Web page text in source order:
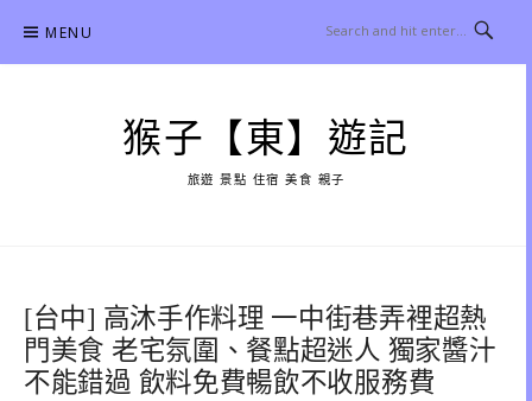
content
MENU
猴子【東】遊記
旅遊 景點 住宿 美食 親子
[台中] 高沐手作料理 一中街巷弄裡超熱
門美食 老宅氛圍、餐點超迷人 獨家醬汁
不能錯過 飲料免費暢飲不收服務費